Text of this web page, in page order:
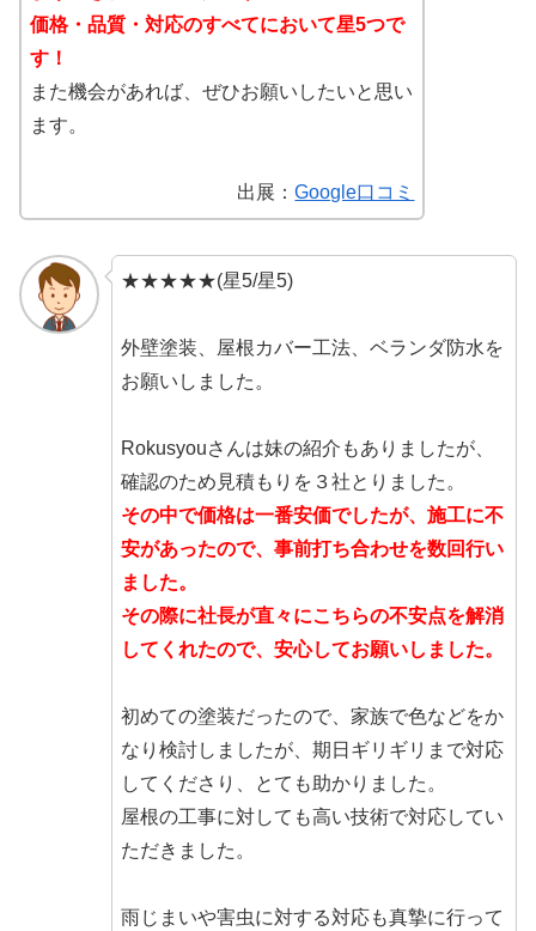
価格・品質・対応のすべてにおいて星5つで
す！
また機会があれば、ぜひお願いしたいと思い
ます。
出展：Google口コミ
★★★★★(星5/星5)
外壁塗装、屋根カバー工法、ベランダ防水を
お願いしました。
Rokusyouさんは妹の紹介もありましたが、
確認のため見積もりを３社とりました。
その中で価格は一番安価でしたが、施工に不
安があったので、事前打ち合わせを数回行い
ました。
その際に社長が直々にこちらの不安点を解消
してくれたので、安心してお願いしました。
初めての塗装だったので、家族で色などをか
なり検討しましたが、期日ギリギリまで対応
してくださり、とても助かりました。
屋根の工事に対しても高い技術で対応してい
ただきました。
雨じまいや害虫に対する対応も真摯に行って